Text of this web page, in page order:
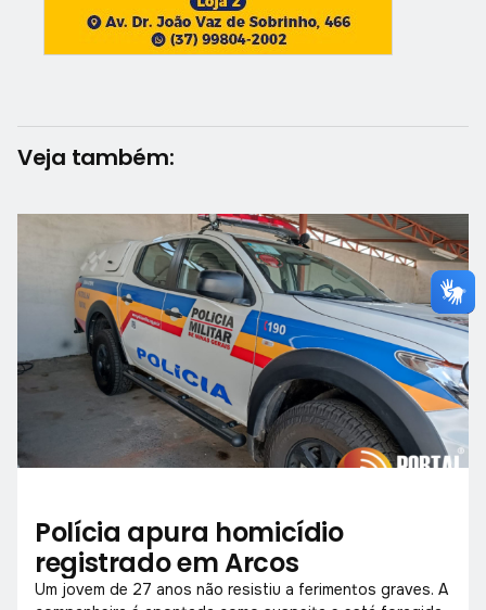
Veja também:
Polícia apura homicídio
registrado em Arcos
Um jovem de 27 anos não resistiu a ferimentos graves. A